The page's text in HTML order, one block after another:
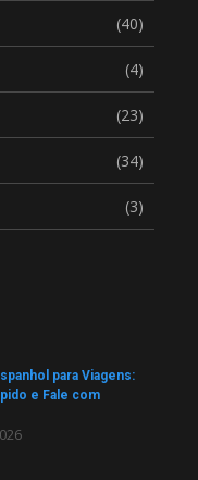
(40)
(4)
(23)
(34)
(3)
para Viagens:
e Fale com